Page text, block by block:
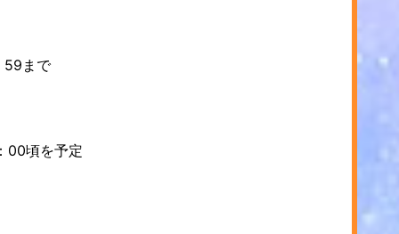
59まで
00頃を予定